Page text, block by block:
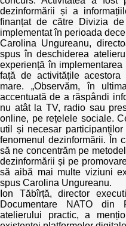
dezinformării și a
finanțat de către Divizia
implementat în perioada
Carolina Ungureanu,
spus în deschiderea
experiență în
față de activitățile
mare. „Observăm, în
accentuată de a răspândi
nu atât la TV, radio sau
online, pe rețelele sociale.
util și necesar
fenomenul dezinformării. În
să ne concentrăm pe
dezinformării și pe
să aibă mai multe viziuni
spus Carolina Ungureanu.
Ion Tăbîrță, director
Documentare NATO din
atelierului practic, a